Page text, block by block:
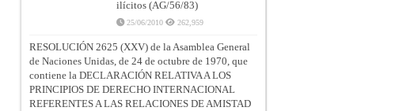
ilícitos (AG/56/83)
25/06/2010 262,959
RESOLUCIÓN 2625 (XXV) de la Asamblea General
de Naciones Unidas, de 24 de octubre de 1970, que
contiene la DECLARACIÓN RELATIVA A LOS
PRINCIPIOS DE DERECHO INTERNACIONAL
REFERENTES A LAS RELACIONES DE AMISTAD